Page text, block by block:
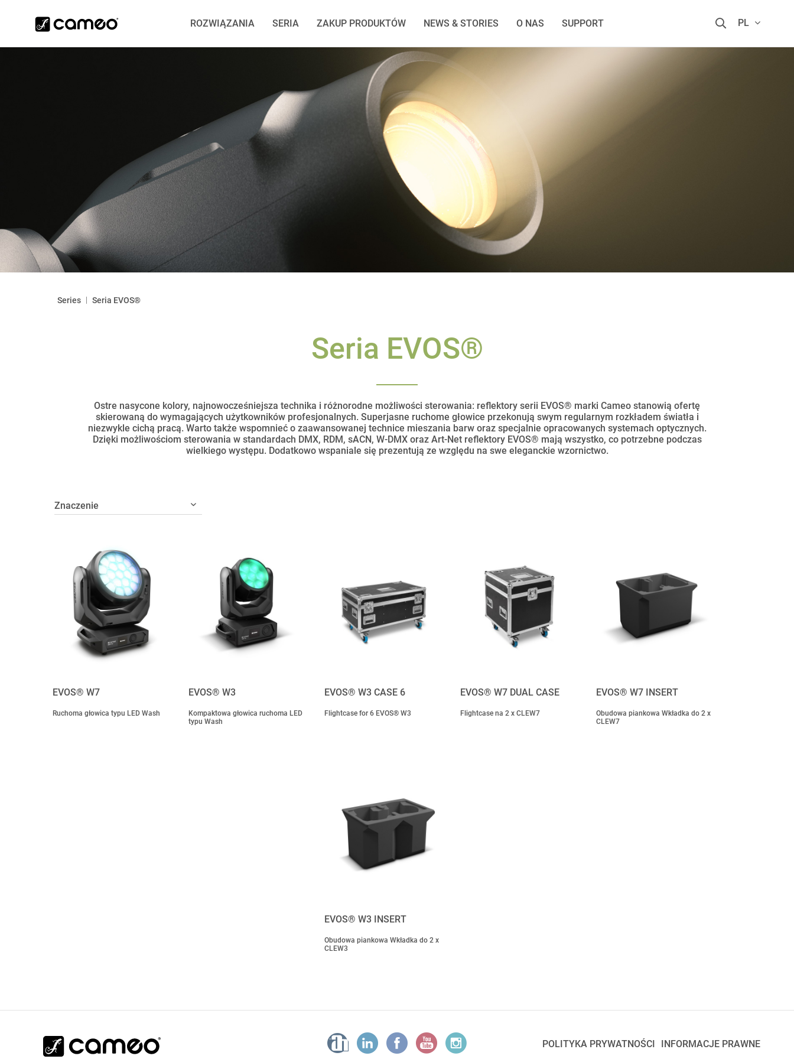
ROZWIĄZANIA SERIA ZAKUP PRODUKTÓW NEWS & STORIES O NAS SUPPORT PL
Series | Seria EVOS®
Seria EVOS®
Ostre nasycone kolory, najnowocześniejsza technika i różnorodne możliwości sterowania: reflektory serii EVOS® marki Cameo stanowią ofertę
skierowaną do wymagających użytkowników profesjonalnych. Superjasne ruchome głowice przekonują swym regularnym rozkładem światła i
niezwykle cichą pracą. Warto także wspomnieć o zaawansowanej technice mieszania barw oraz specjalnie opracowanych systemach optycznych.
Dzięki możliwościom sterowania w standardach DMX, RDM, sACN, W-DMX oraz Art-Net reflektory EVOS® mają wszystko, co potrzebne podczas
wielkiego występu. Dodatkowo wspaniale się prezentują ze względu na swe eleganckie wzornictwo.
EVOS® W7
Ruchoma głowica typu LED Wash
EVOS® W3
Kompaktowa głowica ruchoma LED
typu Wash
EVOS® W3 CASE 6
Flightcase for 6 EVOS® W3
EVOS® W7 DUAL CASE
Flightcase na 2 x CLEW7
EVOS® W7 INSERT
Obudowa piankowa Wkładka do 2 x
CLEW7
EVOS® W3 INSERT
Obudowa piankowa Wkładka do 2 x
CLEW3
POLITYKA PRYWATNOŚCI INFORMACJE PRAWNE